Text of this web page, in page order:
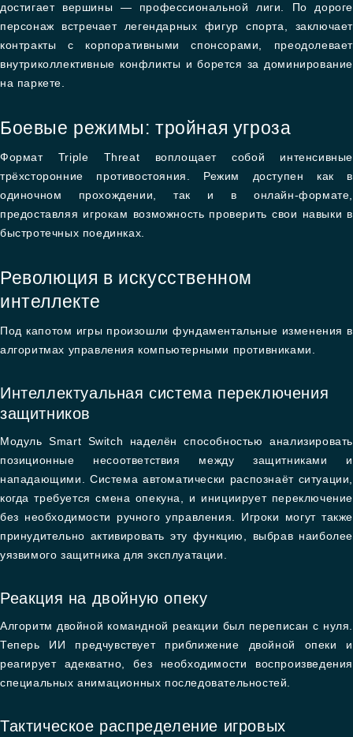
достигает вершины — профессиональной лиги. По дороге
персонаж встречает легендарных фигур спорта, заключает
контракты с корпоративными спонсорами, преодолевает
внутриколлективные конфликты и борется за доминирование
на паркете.
Боевые режимы: тройная угроза
Формат Triple Threat воплощает собой интенсивные
трёхсторонние противостояния. Режим доступен как в
одиночном прохождении, так и в онлайн-формате,
предоставляя игрокам возможность проверить свои навыки в
быстротечных поединках.
Революция в искусственном
интеллекте
Под капотом игры произошли фундаментальные изменения в
алгоритмах управления компьютерными противниками.
Интеллектуальная система переключения
защитников
Модуль Smart Switch наделён способностью анализировать
позиционные несоответствия между защитниками и
нападающими. Система автоматически распознаёт ситуации,
когда требуется смена опекуна, и инициирует переключение
без необходимости ручного управления. Игроки могут также
принудительно активировать эту функцию, выбрав наиболее
уязвимого защитника для эксплуатации.
Реакция на двойную опеку
Алгоритм двойной командной реакции был переписан с нуля.
Теперь ИИ предчувствует приближение двойной опеки и
реагирует адекватно, без необходимости воспроизведения
специальных анимационных последовательностей.
Тактическое распределение игровых